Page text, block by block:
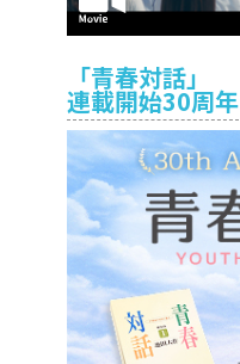
「青春対話」
連載開始30周年